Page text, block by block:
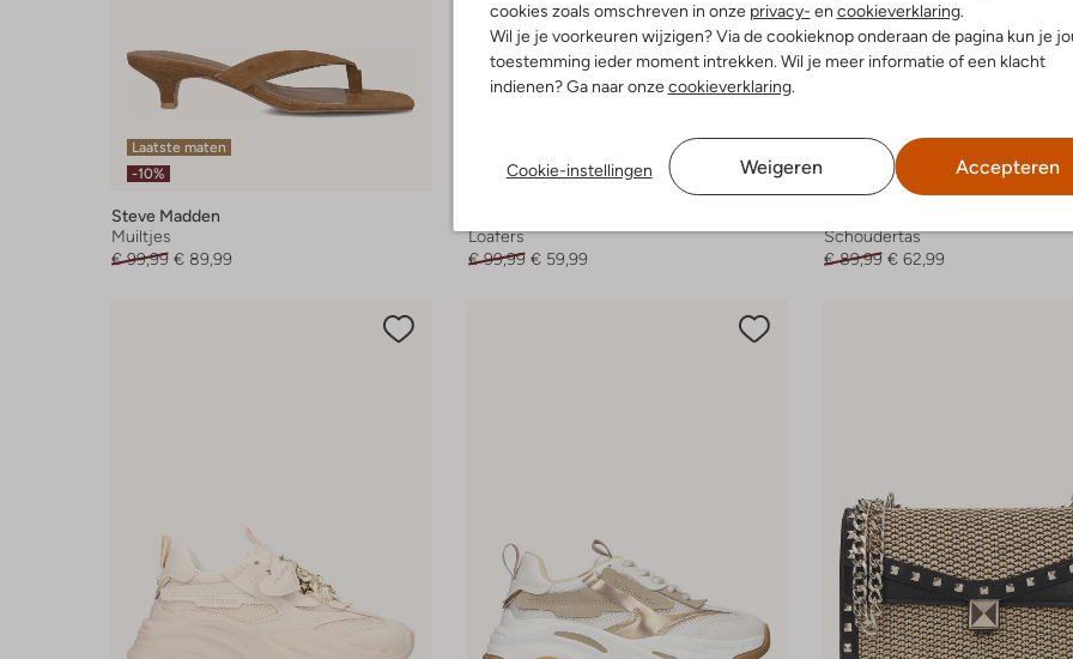
cookies zoals omschreven in onze privacy- en cookieverklaring.
Wil je je voorkeuren wijzigen? Via de cookieknop onderaan de pagina kun je
toestemming ieder moment intrekken. Wil je meer informatie of een klacht
indienen? Ga naar onzecookieverklaring.
Cookie-instellingen Weigeren Accepteren
Laatste maten
-10%
Steve Madden
Muiltjes
€ 99,99 € 89,99
-40% Nieuw
Loafers
€ 99,99 € 59,99
Schoudertas
€ 89,99 € 62,99